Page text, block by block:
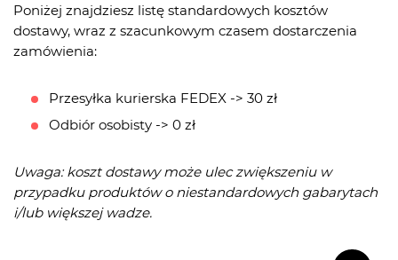
Poniżej znajdziesz listę standardowych kosztów
dostawy, wraz z szacunkowym czasem dostarczenia
zamówienia:
Przesyłka kurierska FEDEX -> 30 zł
Odbiór osobisty -> 0 zł
Uwaga: koszt dostawy może ulec zwiększeniu w
przypadku produktów o niestandardowych gabarytach
i/lub większej wadze.